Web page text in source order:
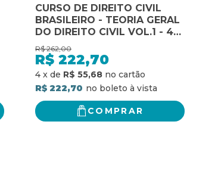
CURSO DE DIREITO CIVIL
BRASILEIRO - TEORIA GERAL
DO DIREITO CIVIL VOL.1 - 41ª
EDIÇÃO 2024
R$ 262,00
R$ 222,70
4 x de R$ 55,68
R$ 222,70
COMPRAR